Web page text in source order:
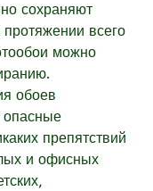
сохраняют
всего
можно
обоев
опасные
препятствий
и офисных